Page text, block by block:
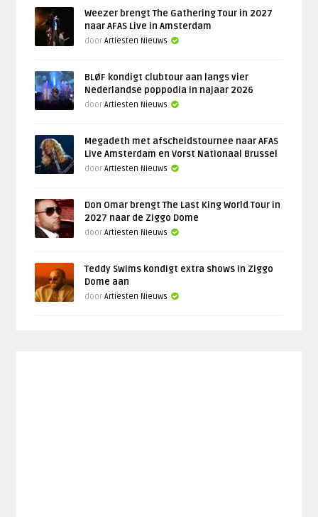
Weezer brengt The Gathering Tour in 2027
naar AFAS Live in Amsterdam
doorArtiesten Nieuws
BLØF kondigt clubtour aan langs vier
Nederlandse poppodia in najaar 2026
doorArtiesten Nieuws
Megadeth met afscheidstournee naar AFAS
Live Amsterdam en Vorst Nationaal Brussel
doorArtiesten Nieuws
Don Omar brengt The Last King World Tour in
2027 naar de Ziggo Dome
doorArtiesten Nieuws
Teddy Swims kondigt extra shows in Ziggo
Dome aan
doorArtiesten Nieuws